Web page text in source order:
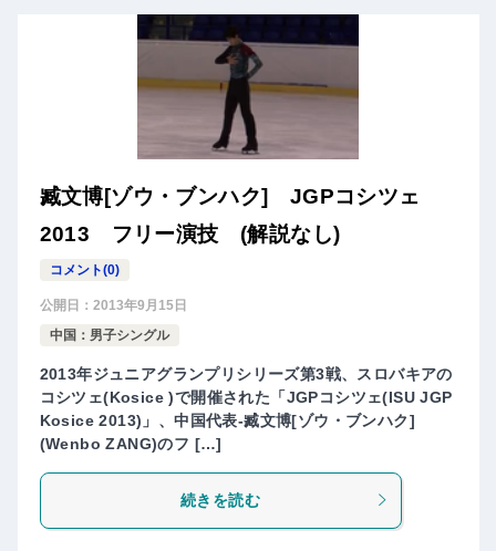
臧文博[ゾウ・ブンハク] JGPコシツェ
2013 フリー演技 (解説なし)
コメント(0)
公開日： 2013年9月15日
中国：男子シングル
2013年ジュニアグランプリシリーズ第3戦、スロバキアの
コシツェ(Kosice )で開催された「JGPコシツェ(ISU JGP
Kosice 2013)」、中国代表-臧文博[ゾウ・ブンハク]
(Wenbo ZANG)のフ […]
続きを読む